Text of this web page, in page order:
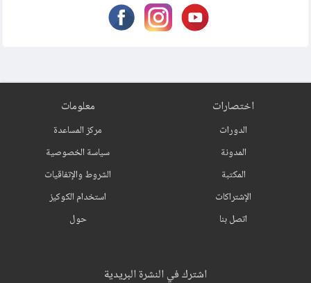
اختصارات
الدورات
المدونة
المكتبة
الإشتراكات
اتصل بنا
معلومات
مركز المساعدة
سياسة الخصوصية
الشروط والإتفاقيات
استخدام الكوكيز
حول
اشترك في النشرة البريدية